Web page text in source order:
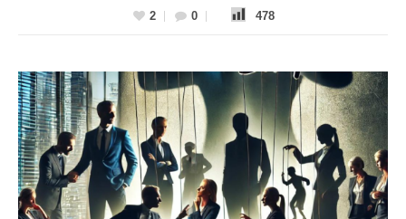
2
0 478